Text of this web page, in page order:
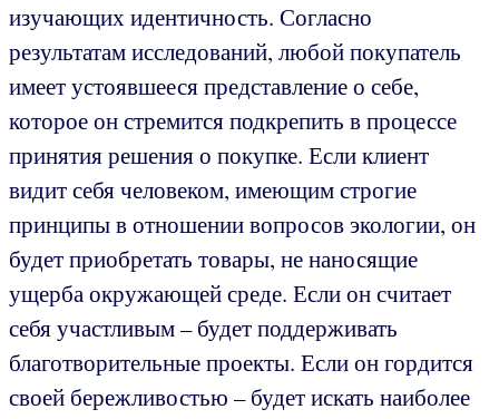
изучающих идентичность. Согласно
результатам исследований, любой покупатель
имеет устоявшееся представление о себе,
которое он стремится подкрепить в процессе
принятия решения о покупке. Если клиент
видит себя человеком, имеющим строгие
принципы в отношении вопросов экологии, он
будет приобретать товары, не наносящие
ущерба окружающей среде. Если он считает
себя участливым – будет поддерживать
благотворительные проекты. Если он гордится
своей бережливостью – будет искать наиболее